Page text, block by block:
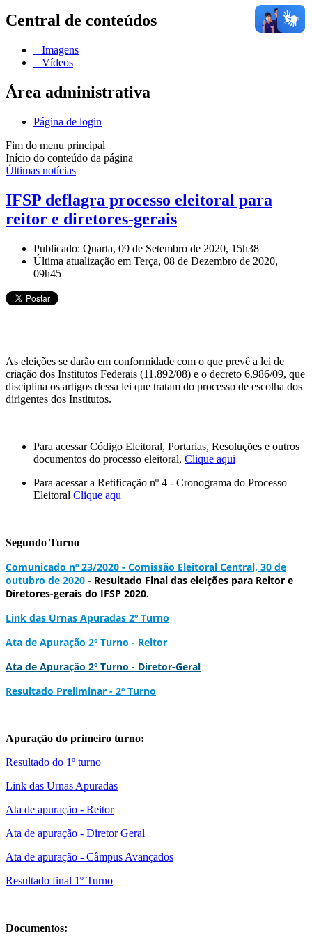
Central de conteúdos
Imagens
Vídeos
Área administrativa
Página de login
Fim do menu principal
Início do conteúdo da página
Últimas notícias
IFSP deflagra processo eleitoral para
reitor e diretores-gerais
Publicado: Quarta, 09 de Setembro de 2020, 15h38
Última atualização em Terça, 08 de Dezembro de 2020,
09h45
As eleições se darão em conformidade com o que prevê a lei de
criação dos Institutos Federais (11.892/08) e o decreto 6.986/09, que
disciplina os artigos dessa lei que tratam do processo de escolha dos
dirigentes dos Institutos.
Para acessar Código Eleitoral, Portarias, Resoluções e outros
documentos do processo eleitoral, Clique aqui
Para acessar a Retificação nº 4 - Cronograma do Processo
Eleitoral Clique aqu
Segundo Turno
Comunicado nº 23/2020 - Comissão Eleitoral Central, 30 de
outubro de 2020 - Resultado Final das eleições para Reitor e
Diretores-gerais do IFSP 2020.
Link das Urnas Apuradas 2º Turno
Ata de Apuração 2º Turno - Reitor
Ata de Apuração 2º Turno - Diretor-Geral
Resultado Preliminar - 2º Turno
Apuração do primeiro turno:
Resultado do 1º turno
Link das Urnas Apuradas
Ata de apuração - Reitor
Ata de apuração - Diretor Geral
Ata de apuração - Câmpus Avançados
Resultado final 1º Turno
Documentos: